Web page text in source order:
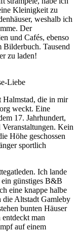
Kleinigkeit zu
weshalb ich
Der
und Cafés, ebenso
Tausend
zu laden!
Liebe
Halmstad, die in mir
weckt. Eine
17. Jahrhundert,
Kein
Höhe geschossen
sportlich
Ich lande
günstiges B&B
eine knappe halbe
Altstadt Gamleby
bunten Häuser
man
auf einem